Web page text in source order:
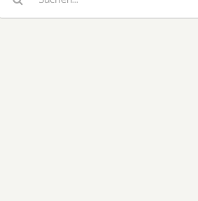
nach: